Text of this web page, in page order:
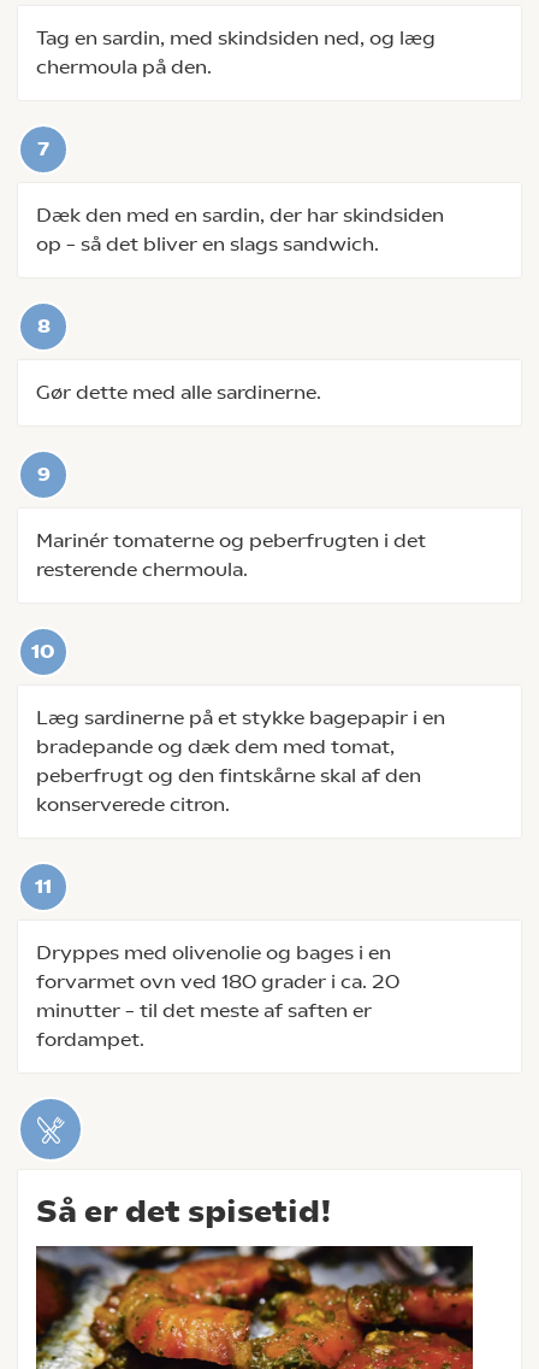
Tag en sardin, med skindsiden ned, og læg
chermoula på den.
Dæk den med en sardin, der har skindsiden
op – så det bliver en slags sandwich.
Gør dette med alle sardinerne.
Marinér tomaterne og peberfrugten i det
resterende chermoula.
Læg sardinerne på et stykke bagepapir i en
bradepande og dæk dem med tomat,
peberfrugt og den fintskårne skal af den
konserverede citron.
Dryppes med olivenolie og bages i en
forvarmet ovn ved 180 grader i ca. 20
minutter – til det meste af saften er
fordampet.
Så er det spisetid!